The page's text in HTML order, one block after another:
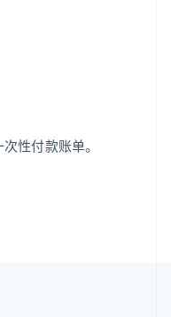
性付款账单。